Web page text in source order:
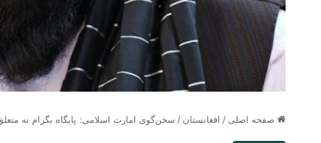
صفحه اصلی / افغانستان / سخن‌گوی امارت اسلامی: پایگاه بگرام نه